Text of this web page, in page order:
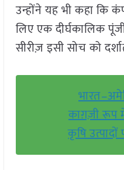
उन्होंने यह भी कहा कि
लिए एक दीर्घकालिक
सीरीज़ इसी सोच को
काग़ज़ी रूप
कृषि